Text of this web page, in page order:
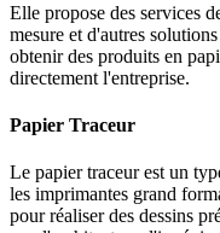
Elle propose des services
mesure et d'autres
obtenir des produits en
directement l'entreprise.
Papier Traceur
Le papier traceur est un
les imprimantes grand
pour réaliser des dessins